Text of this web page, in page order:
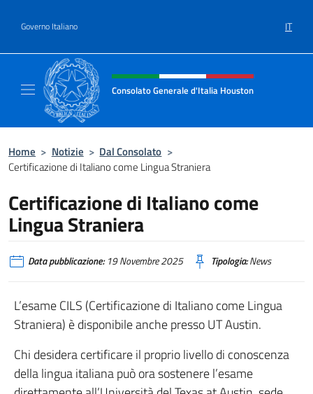
Governo Italiano IT
Intestazione sito, social e menù
Consolato Generale d'Italia Houston
Home > Notizie > Dal Consolato >
Certificazione di Italiano come Lingua Straniera
Certificazione di Italiano come
Lingua Straniera
Data pubblicazione:19 Novembre 2025 Tipologia:News
L’esame CILS (Certificazione di Italiano come Lingua
Straniera) è disponibile anche presso UT Austin.
Chi desidera certificare il proprio livello di conoscenza
della lingua italiana può ora sostenere l’esame